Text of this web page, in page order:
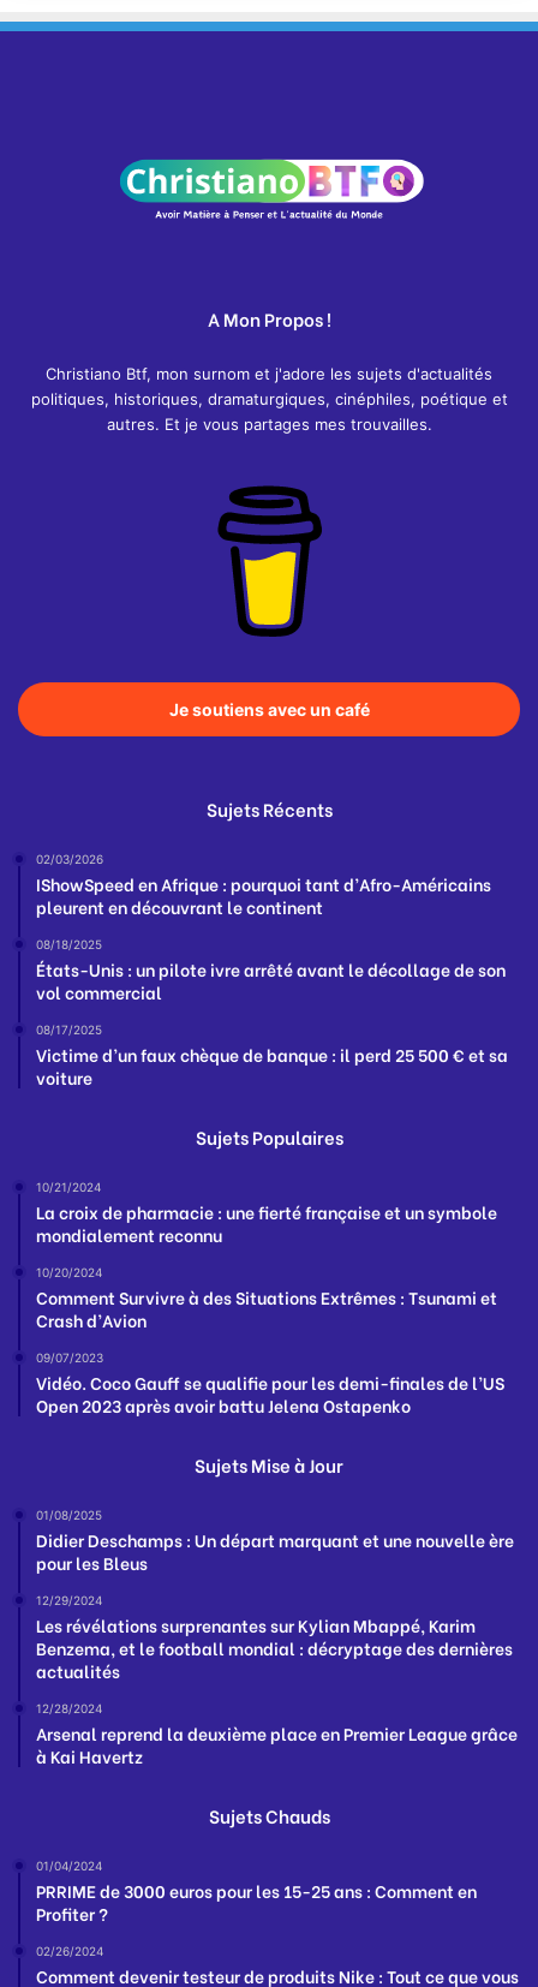
A Mon Propos !
Christiano Btf, mon surnom et j'adore les sujets d'actualités
politiques, historiques, dramaturgiques, cinéphiles, poétique et
autres. Et je vous partages mes trouvailles.
Je soutiens avec un café
Sujets Récents
02/03/2026
IShowSpeed en Afrique : pourquoi tant d’Afro-Américains
pleurent en découvrant le continent
08/18/2025
États-Unis : un pilote ivre arrêté avant le décollage de son
vol commercial
08/17/2025
Victime d’un faux chèque de banque : il perd 25 500 € et sa
voiture
Sujets Populaires
10/21/2024
La croix de pharmacie : une fierté française et un symbole
mondialement reconnu
10/20/2024
Comment Survivre à des Situations Extrêmes : Tsunami et
Crash d’Avion
09/07/2023
Vidéo. Coco Gauff se qualifie pour les demi-finales de l’US
Open 2023 après avoir battu Jelena Ostapenko
Sujets Mise à Jour
01/08/2025
Didier Deschamps : Un départ marquant et une nouvelle ère
pour les Bleus
12/29/2024
Les révélations surprenantes sur Kylian Mbappé, Karim
Benzema, et le football mondial : décryptage des dernières
actualités
12/28/2024
Arsenal reprend la deuxième place en Premier League grâce
à Kai Havertz
Sujets Chauds
01/04/2024
PRRIME de 3000 euros pour les 15-25 ans : Comment en
Profiter ?
02/26/2024
Comment devenir testeur de produits Nike : Tout ce que vous